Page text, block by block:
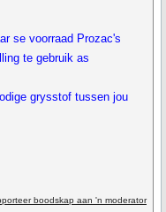
se voorraad Prozac's
te gebruik as
grysstof tussen jou
boodskap aan 'n moderator